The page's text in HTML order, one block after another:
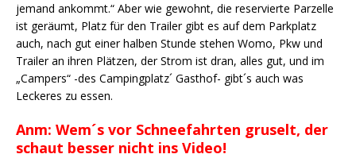
jemand ankommt.“ Aber wie gewohnt, die reservierte Parzelle
ist geräumt, Platz für den Trailer gibt es auf dem Parkplatz
auch, nach gut einer halben Stunde stehen Womo, Pkw und
Trailer an ihren Plätzen, der Strom ist dran, alles gut, und im
„Campers“ -des Campingplatz´ Gasthof- gibt´s auch was
Leckeres zu essen.
Anm: Wem´s vor Schneefahrten gruselt, der
schaut besser nicht ins Video!